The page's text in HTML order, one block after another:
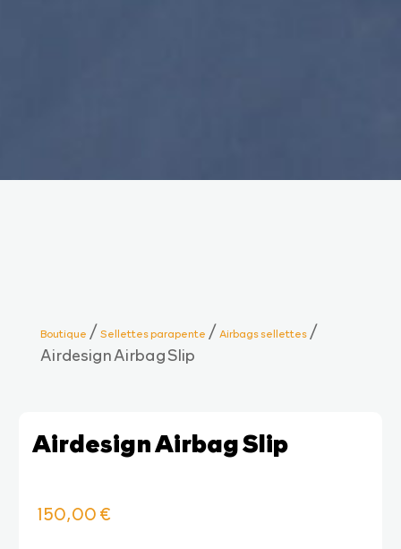
Boutique /Sellettes parapente /Airbags sellettes/
Airdesign Airbag Slip
Airdesign Airbag Slip
150,00€